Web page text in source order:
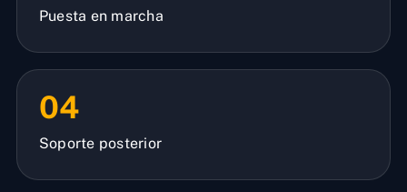
Puesta en marcha
04
Soporte posterior